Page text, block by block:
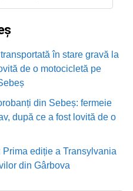
în stare gravă la
de o motocicletă pe
din Sebeș: fermeie
după ce a fost lovită de o
ediție a Transylvania
din Gârbova